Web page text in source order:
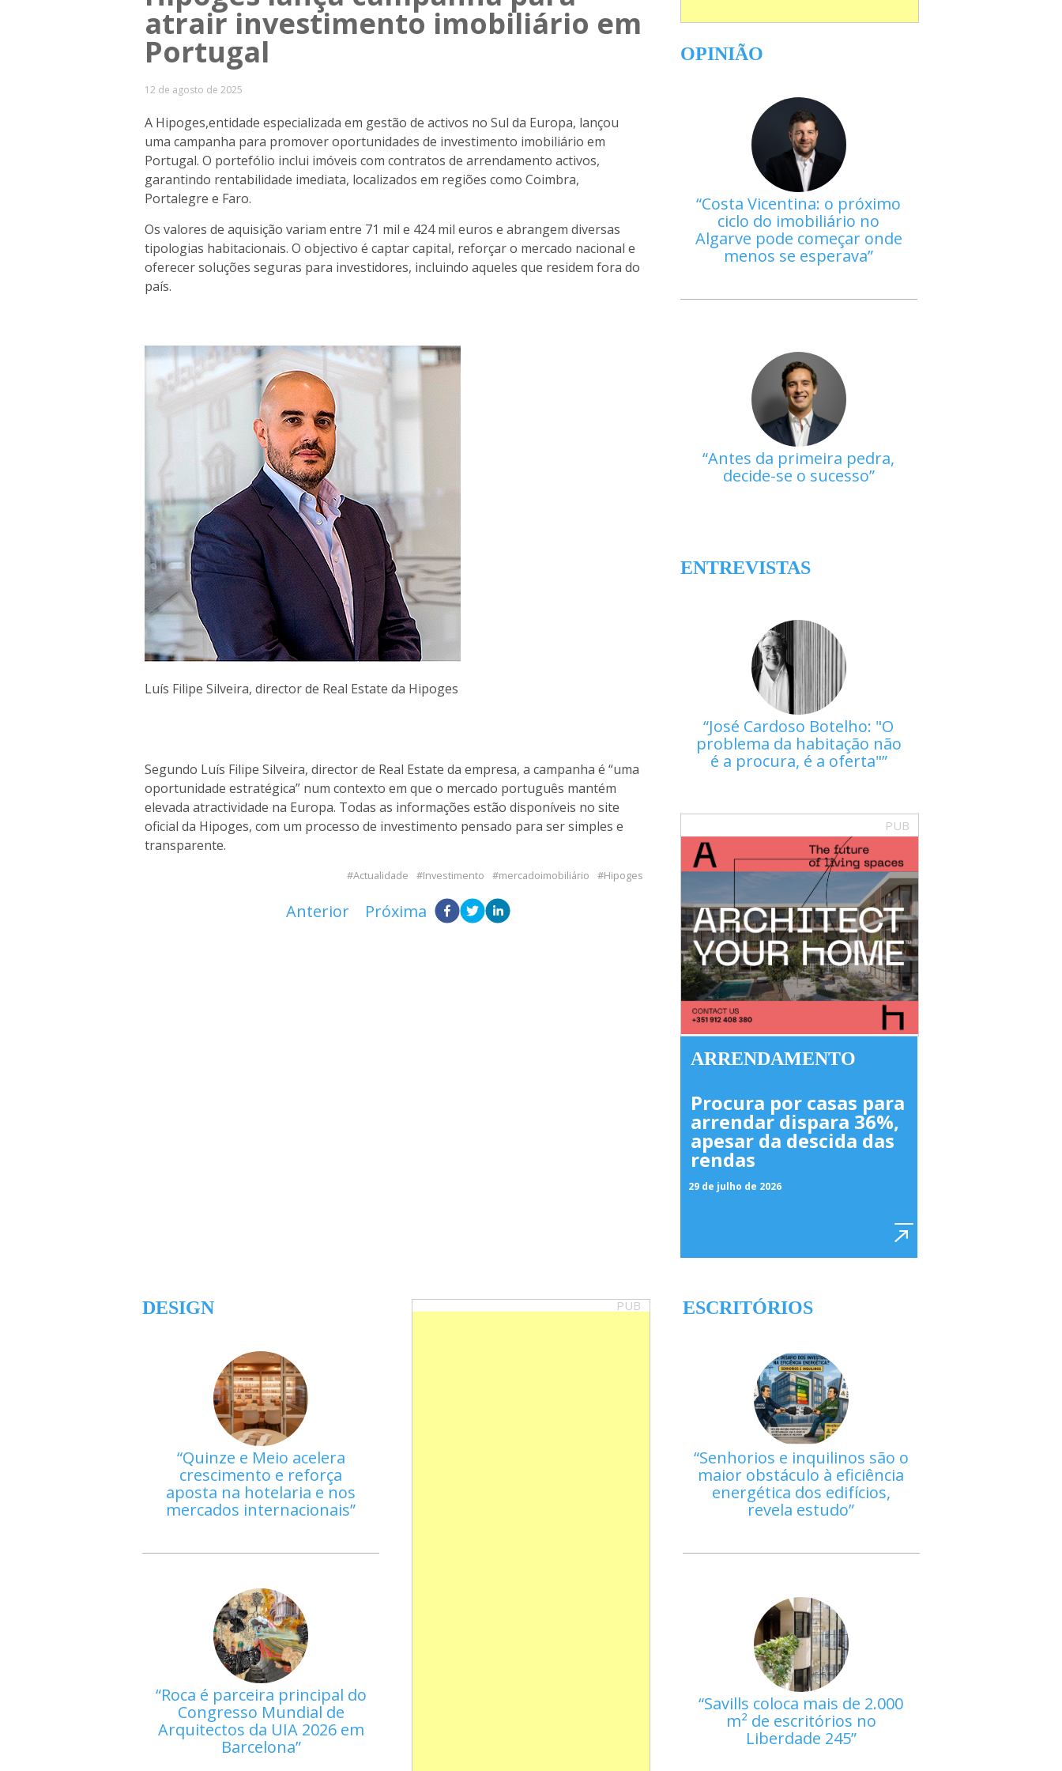
atrair investimento imobiliário em
Portugal
12 de agosto de 2025
A Hipoges,entidade especializada em gestão de activos no Sul da Europa, lançou
uma campanha para promover oportunidades de investimento imobiliário em
Portugal. O portefólio inclui imóveis com contratos de arrendamento activos,
garantindo rentabilidade imediata, localizados em regiões como Coimbra,
Portalegre e Faro.
Os valores de aquisição variam entre 71 mil e 424 mil euros e abrangem diversas
tipologias habitacionais. O objectivo é captar capital, reforçar o mercado nacional e
oferecer soluções seguras para investidores, incluindo aqueles que residem fora do
país.
Luís Filipe Silveira, director de Real Estate da Hipoges
Segundo Luís Filipe Silveira, director de Real Estate da empresa, a campanha é “uma
oportunidade estratégica” num contexto em que o mercado português mantém
elevada atractividade na Europa. Todas as informações estão disponíveis no site
oficial da Hipoges, com um processo de investimento pensado para ser simples e
transparente.
Actualidade Investimento mercadoimobiliário Hipoges
Anterior Próxima
OPINIÃO
Costa Vicentina: o próximo
ciclo do imobiliário no
Algarve pode começar onde
menos se esperava
Antes da primeira pedra,
decide-se o sucesso
ENTREVISTAS
José Cardoso Botelho: "O
problema da habitação não
é a procura, é a oferta"
PUB
ARRENDAMENTO
Procura por casas para
arrendar dispara 36%,
apesar da descida das
rendas
29 de julho de 2026
DESIGN
Quinze e Meio acelera
crescimento e reforça
aposta na hotelaria e nos
mercados internacionais
Roca é parceira principal do
Congresso Mundial de
Arquitectos da UIA 2026 em
Barcelona
PUB ESCRITÓRIOS
Senhorios e inquilinos são o
maior obstáculo à eficiência
energética dos edifícios,
revela estudo
Savills coloca mais de 2.000
m² de escritórios no
Liberdade 245